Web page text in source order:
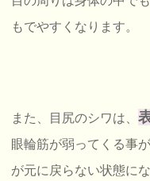
もでやすくなります。
また、目尻のシワは、
眼輪筋が弱ってくる事
が元に戻らない状態にな